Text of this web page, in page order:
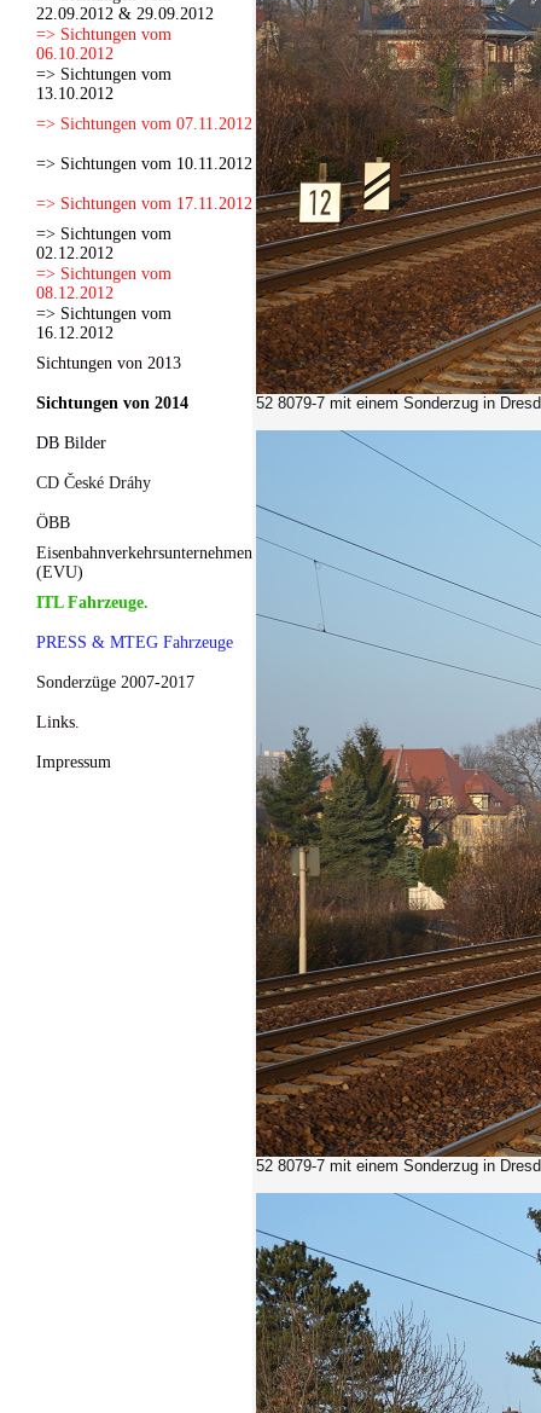
22.09.2012 & 29.09.2012
=> Sichtungen vom
06.10.2012
=> Sichtungen vom
13.10.2012
=> Sichtungen vom 07.11.2012
=> Sichtungen vom 10.11.2012
=> Sichtungen vom 17.11.2012
=> Sichtungen vom
02.12.2012
=> Sichtungen vom
08.12.2012
=> Sichtungen vom
16.12.2012
Sichtungen von 2013
Sichtungen von 2014
DB Bilder
CD České Dráhy
ÖBB
Eisenbahnverkehrsunternehmen
(EVU)
ITL Fahrzeuge.
PRESS & MTEG Fahrzeuge
Sonderzüge 2007-2017
Links.
Impressum
52 8079-7 mit einem Sonderzug in
52 8079-7 mit einem Sonderzug in